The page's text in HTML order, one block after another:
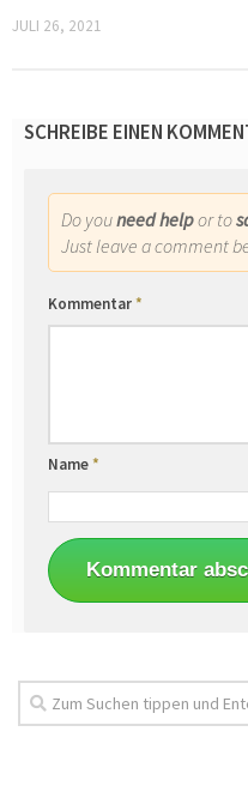
JULI 26, 2021
SCHREIBE EINEN
Do youneed helpor to
Just leave a comment
Kommentar*
Name*